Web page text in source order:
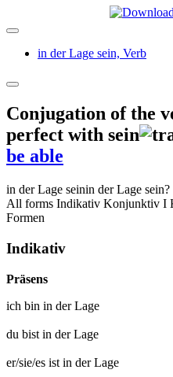
in der Lage sein, Verb
Conjugation of the
perfect with sein
be able
in der Lage seinin der Lage sein?
All forms Indikativ Konjunktiv I
Formen
Indikativ
Präsens
ich bin in der Lage
du bist in der Lage
er/sie/es ist in der Lage